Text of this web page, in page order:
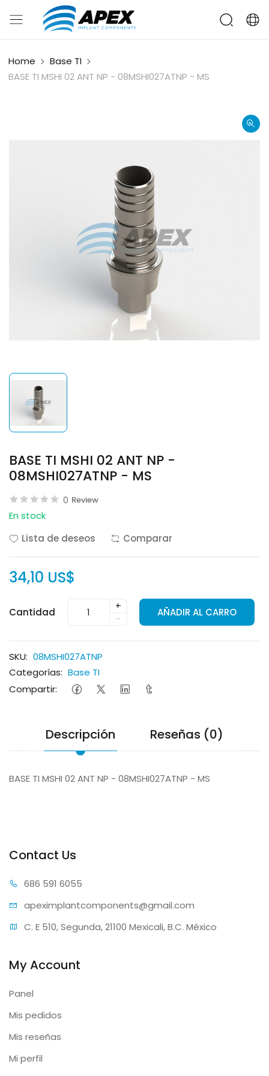
Home
Base TI
BASE TI MSHI 02 ANT NP - 08MSHI027ATNP - MS
BASE TI MSHI 02 ANT NP -
08MSHI027ATNP - MS
0 Review
En stock
Lista de deseos
Comparar
34,10 US$
Cantidad
+
-
AÑADIR AL CARRO
SKU: 08MSHI027ATNP
Categorías: Base TI
Compartir:
Descripción Reseñas (0)
BASE TI MSHI 02 ANT NP - 08MSHI027ATNP - MS
Contact Us
686 591 6055
apeximplantcomponents@gmail.com
C. E 510, Segunda, 21100 Mexicali, B.C. México
My Account
Panel
Mis pedidos
Mis reseñas
Mi perfil